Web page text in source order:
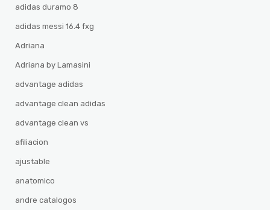
adidas duramo 8
adidas messi 16.4 fxg
Adriana
Adriana by Lamasini
advantage adidas
advantage clean adidas
advantage clean vs
afiliacion
ajustable
anatomico
andre catalogos